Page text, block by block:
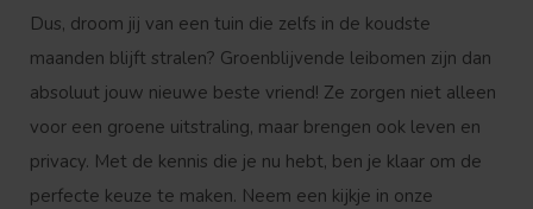
Dus, droom jij van een tuin die zelfs in de koudste
maanden blijft stralen? Groenblijvende leibomen zijn dan
absoluut jouw nieuwe beste vriend! Ze zorgen niet alleen
voor een groene uitstraling, maar brengen ook leven en
privacy. Met de kennis die je nu hebt, ben je klaar om de
perfecte keuze te maken. Neem een kijkje in onze